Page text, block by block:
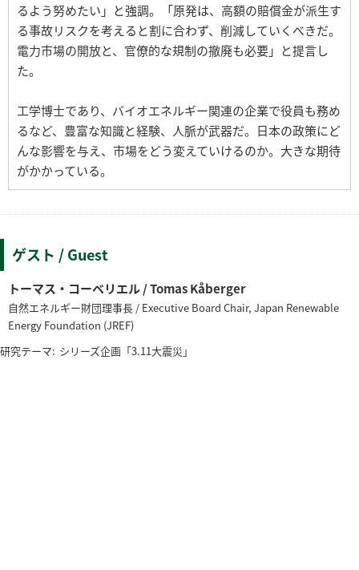
るよう努めたい」と強調。「原発は、高額の賠償金が派生す
る事故リスクを考えると割に合わず、削減していくべきだ。
電力市場の開放と、官僚的な規制の撤廃も必要」と提言し
た。
工学博士であり、バイオエネルギー関連の企業で役員も務め
るなど、豊富な知識と経験、人脈が武器だ。日本の政策にど
んな影響を与え、市場をどう変えていけるのか。大きな期待
がかかっている。
ゲスト / Guest
トーマス・コーベリエル / Tomas Kåberger
自然エネルギー財団理事長 / Executive Board Chair, Japan Renewable
Energy Foundation (JREF)
研究テーマ: シリーズ企画「3.11大震災」